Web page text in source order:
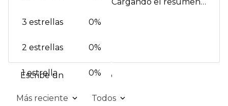
3 estrellas 0%
2 estrellas 0%
1 estrella 0%
Escribe un comentario
Más reciente Todos